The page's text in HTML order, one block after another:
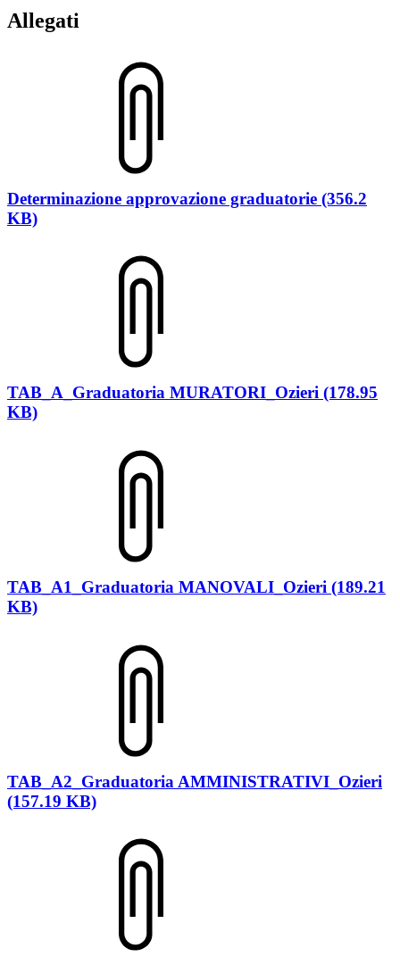
Allegati
Determinazione approvazione graduatorie (356.2
KB)
TAB_A_Graduatoria MURATORI_Ozieri (178.95
KB)
TAB_A1_Graduatoria MANOVALI_Ozieri (189.21
KB)
TAB_A2_Graduatoria AMMINISTRATIVI_Ozieri
(157.19 KB)